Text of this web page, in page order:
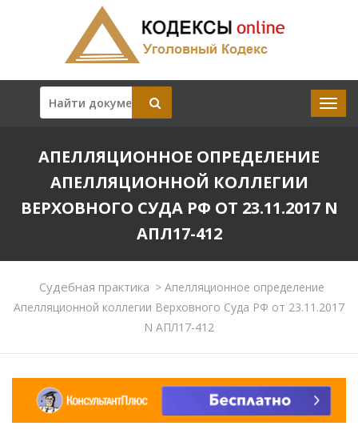
АПЕЛЛЯЦИОННОЕ ОПРЕДЕЛЕНИЕ
АПЕЛЛЯЦИОННОЙ КОЛЛЕГИИ
ВЕРХОВНОГО СУДА РФ ОТ 23.11.2017 N
АПЛ17-412
Судебная практика > Апелляционное определение
Апелляционной коллегии Верховного Суда РФ от 23.11.2017
N АПЛ17-412